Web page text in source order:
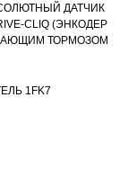
ДАТЧИК
CLIQ (ЭНКОДЕР
ТОРМОЗОМ
1FK7